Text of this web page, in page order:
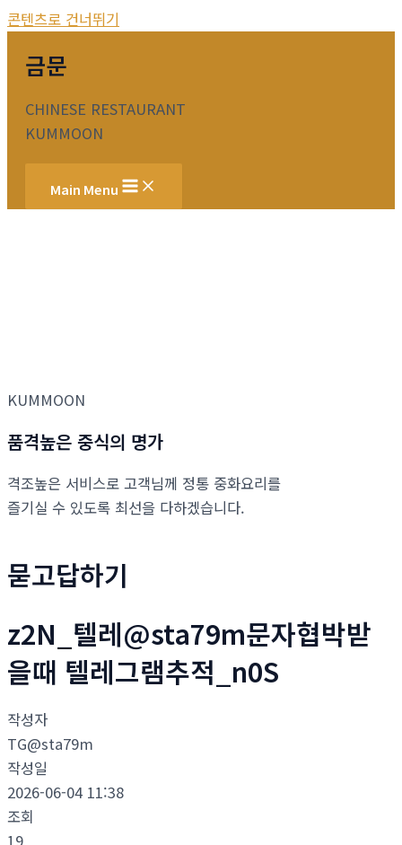
콘텐츠로 건너뛰기
금문
CHINESE RESTAURANT
KUMMOON
Main Menu
KUMMOON
품격높은 중식의 명가
격조높은 서비스로 고객님께 정통 중화요리를
즐기실 수 있도록 최선을 다하겠습니다.
묻고답하기
z2N_텔레@sta79m문자협박받
을때 텔레그램추적_n0S
작성자
TG@sta79m
작성일
2026-06-04 11:38
조회
19